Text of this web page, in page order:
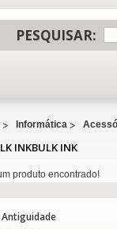
PESQUISAR:
Informática
BULK INK
produto encontrado!